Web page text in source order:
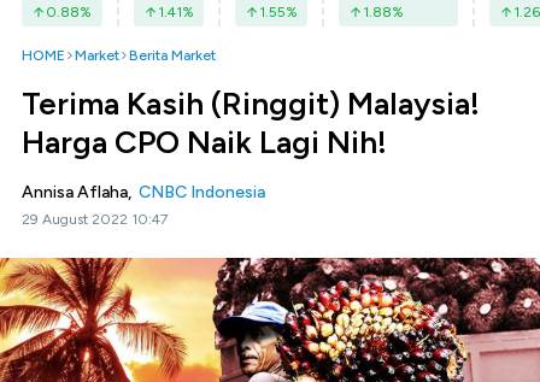
0.88% 1.41% 1.55% 1.88% 1.26
HOME Market Berita Market
Terima Kasih (Ringgit) Malaysia!
Harga CPO Naik Lagi Nih!
Annisa Aflaha, CNBC Indonesia
29 August 2022 10:47